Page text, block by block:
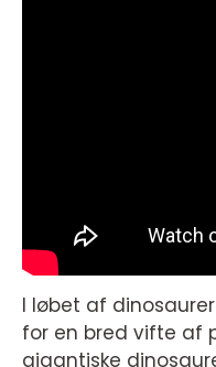
I løbet af
for en bred vifte af
gigantiske